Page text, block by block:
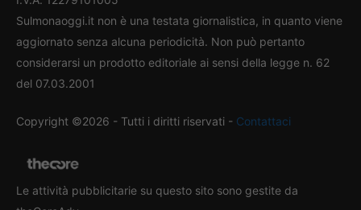
Sulmonaoggi.it non è una testata giornalistica, in quanto viene
aggiornato senza alcuna periodicità. Non può pertanto
considerarsi un prodotto editoriale ai sensi della legge n. 62
del 07.03.2001
Copyright ©2026 - Tutti i diritti riservati - Contattaci
Le attività pubblicitarie su questo sito sono gestite da